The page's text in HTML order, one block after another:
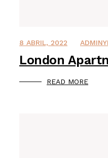
8 ABRIL, 2022
London
READ MORE